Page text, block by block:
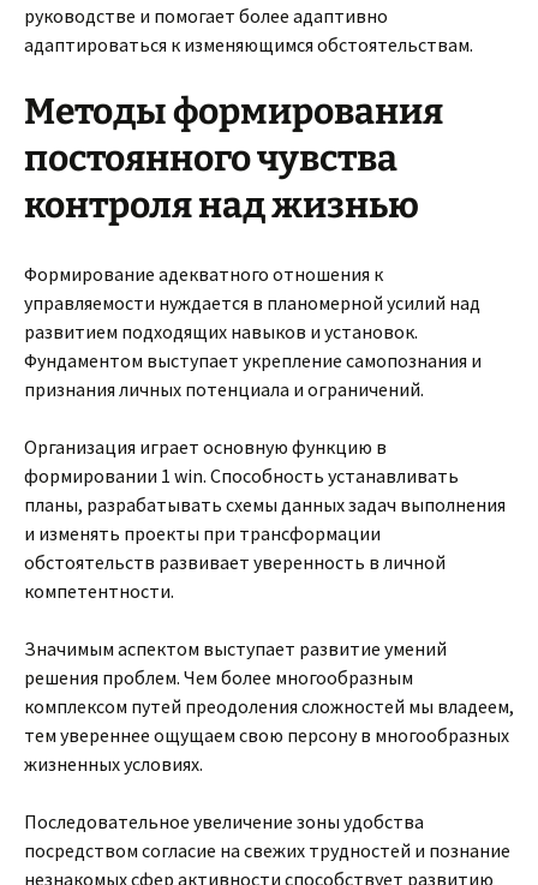
руководстве и помогает более адаптивно
адаптироваться к изменяющимся обстоятельствам.
Методы формирования
постоянного чувства
контроля над жизнью
Формирование адекватного отношения к
управляемости нуждается в планомерной усилий над
развитием подходящих навыков и установок.
Фундаментом выступает укрепление самопознания и
признания личных потенциала и ограничений.
Организация играет основную функцию в
формировании 1 win. Способность устанавливать
планы, разрабатывать схемы данных задач выполнения
и изменять проекты при трансформации
обстоятельств развивает уверенность в личной
компетентности.
Значимым аспектом выступает развитие умений
решения проблем. Чем более многообразным
комплексом путей преодоления сложностей мы владеем,
тем увереннее ощущаем свою персону в многообразных
жизненных условиях.
Последовательное увеличение зоны удобства
посредством согласие на свежих трудностей и познание
незнакомых сфер активности способствует развитию